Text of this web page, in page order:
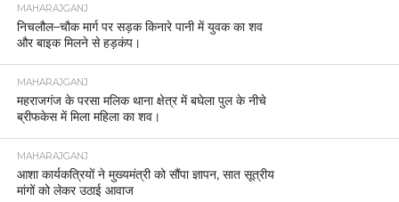
MAHARAJGANJ
निचलौल–चौक मार्ग पर सड़क किनारे पानी में युवक का शव
और बाइक मिलने से हड़कंप।
MAHARAJGANJ
महराजगंज के परसा मलिक थाना क्षेत्र में बघेला पुल के नीचे
ब्रीफकेस में मिला महिला का शव।
MAHARAJGANJ
आशा कार्यकत्रियों ने मुख्यमंत्री को सौंपा ज्ञापन, सात सूत्रीय
मांगों को लेकर उठाई आवाज